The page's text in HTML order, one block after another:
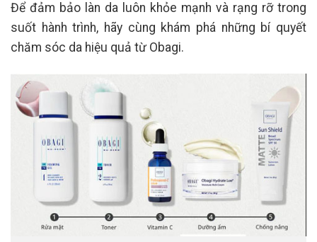
Để đảm bảo làn da luôn khỏe mạnh và rạng rỡ trong
suốt hành trình, hãy cùng khám phá những bí quyết
chăm sóc da hiệu quả từ Obagi.